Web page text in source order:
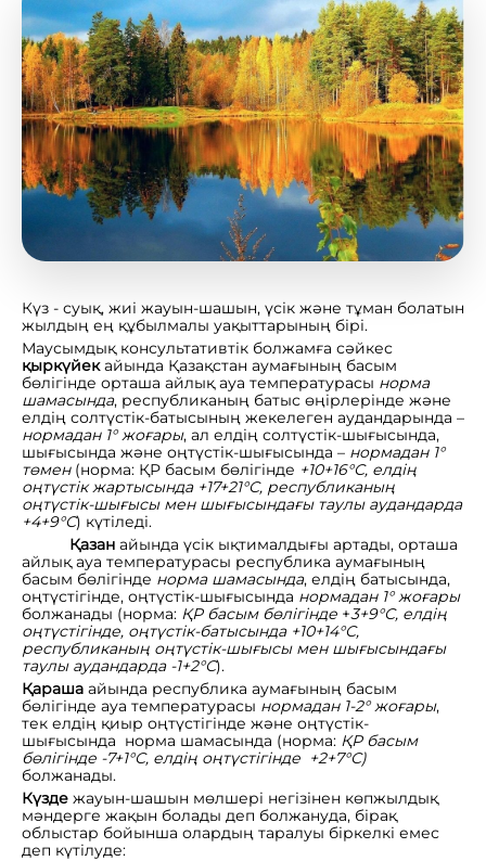
Күз - суық, жиі жауын-шашын, үсік және тұман болатын
жылдың ең құбылмалы уақыттарының бірі.
Маусымдық консультативтік болжамға сәйкес
қыркүйекайында Қазақстан аумағының басым
бөлігінде орташа айлық ауа температурасы норма
шамасында, республиканың батыс өңірлерінде және
елдің солтүстік-батысының жекелеген аудандарында –
нормадан 1° жоғары, ал елдің солтүстік-шығысында,
шығысында және оңтүстік-шығысында – нормадан 1°
төмен(норма: ҚР басым бөлігінде +10+16°С, елдің
оңтүстік жартысында +17+21°С, республиканың
оңтүстік-шығысы мен шығысындағы таулы аудандарда
+4+9°С) күтіледі.
Қазан айында үсік ықтималдығы артады, орташа
айлық ауа температурасы республика аумағының
басым бөлігінде нормашамасында, елдің батысында,
оңтүстігінде, оңтүстік-шығысында нормадан 1° жоғары
болжанады (норма: ҚР басым бөлігінде +3+9°С, елдің
оңтүстігінде, оңтүстік-батысында+10+14°С,
республиканың оңтүстік-шығысы мен шығысындағы
таулы аудандарда -1+2°С).
Қараша айында республика аумағының басым
бөлігінде ауа температурасы нормадан1-2° жоғары,
тек елдің қиыр оңтүстігінде және оңтүстік-
шығысында норма шамасында (норма: ҚРбасым
бөлігінде -7+1°С, елдің оңтүстігінде +2+7°С)
болжанады.
Күзде жауын-шашын мөлшері негізінен көпжылдық
мәндерге жақын болады деп болжануда, бірақ
облыстар бойынша олардың таралуы біркелкі емес
деп күтілуде: